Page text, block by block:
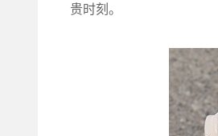
贵时刻。